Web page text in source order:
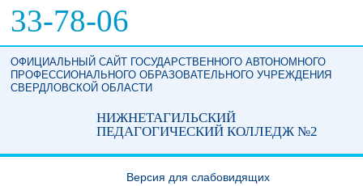
33-78-06
ОФИЦИАЛЬНЫЙ САЙТ ГОСУДАРСТВЕННОГО АВТОНОМНОГО
ПРОФЕССИОНАЛЬНОГО ОБРАЗОВАТЕЛЬНОГО УЧРЕЖДЕНИЯ
СВЕРДЛОВСКОЙ ОБЛАСТИ
НИЖНЕТАГИЛЬСКИЙ
ПЕДАГОГИЧЕСКИЙ КОЛЛЕДЖ №2
Версия для слабовидящих